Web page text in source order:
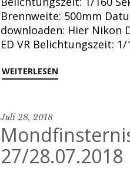
Brennweite: 500mm
downloaden: Hier Nikon
ED VR Belichtungszeit:
WEITERLESEN
Juli 28, 2018
27/28.07.2018